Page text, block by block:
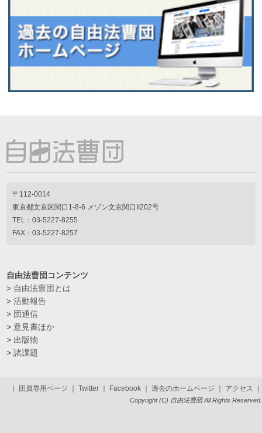
〒112-0014
東京都文京区関口1-8-6 メゾン文京関口II202号
TEL：03-5227-8255
FAX：03-5227-8257
自由法曹団コンテンツ
> 自由法曹団とは
>活動報告
> 団通信
>意見書ほか
> 出版物
>諸課題
｜ 団員専用ページ ｜ Twitter ｜ Facebook ｜ 過去のホームページ ｜ アクセス ｜
Copyright (C) 自由法曹団 All Rights Reserved.